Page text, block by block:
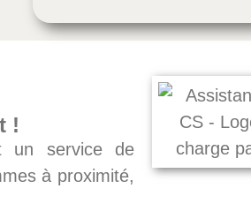
!
un service de
à proximité,